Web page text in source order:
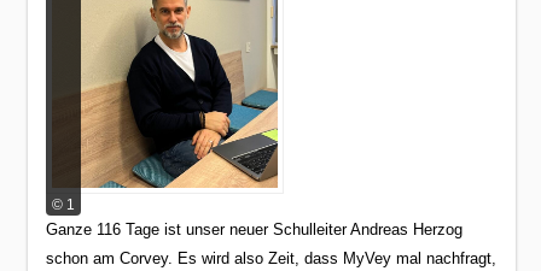
© 1
Ganze 116 Tage ist unser neuer Schulleiter Andreas Herzog
schon am Corvey. Es wird also Zeit, dass MyVey mal nachfragt,